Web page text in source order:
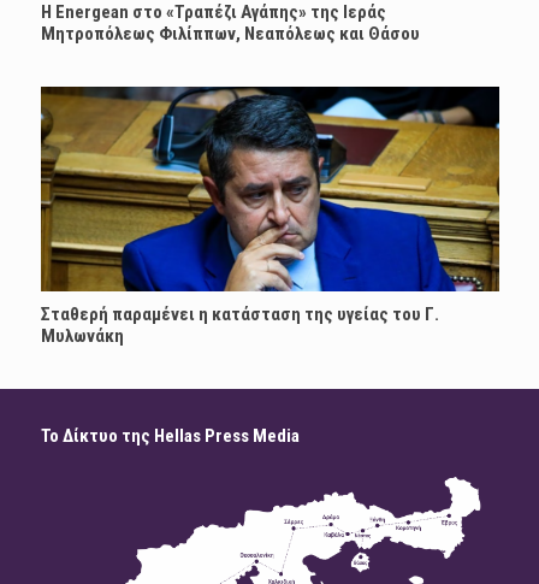
H Energean στο «Τραπέζι Αγάπης» της Ιεράς
Μητροπόλεως Φιλίππων, Νεαπόλεως και Θάσου
Σταθερή παραμένει η κατάσταση της υγείας του Γ.
Μυλωνάκη
Το Δίκτυο της Hellas Press Media